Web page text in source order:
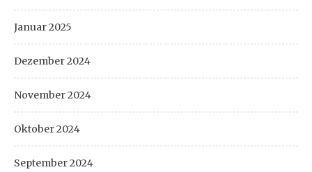
Januar 2025
Dezember 2024
November 2024
Oktober 2024
September 2024